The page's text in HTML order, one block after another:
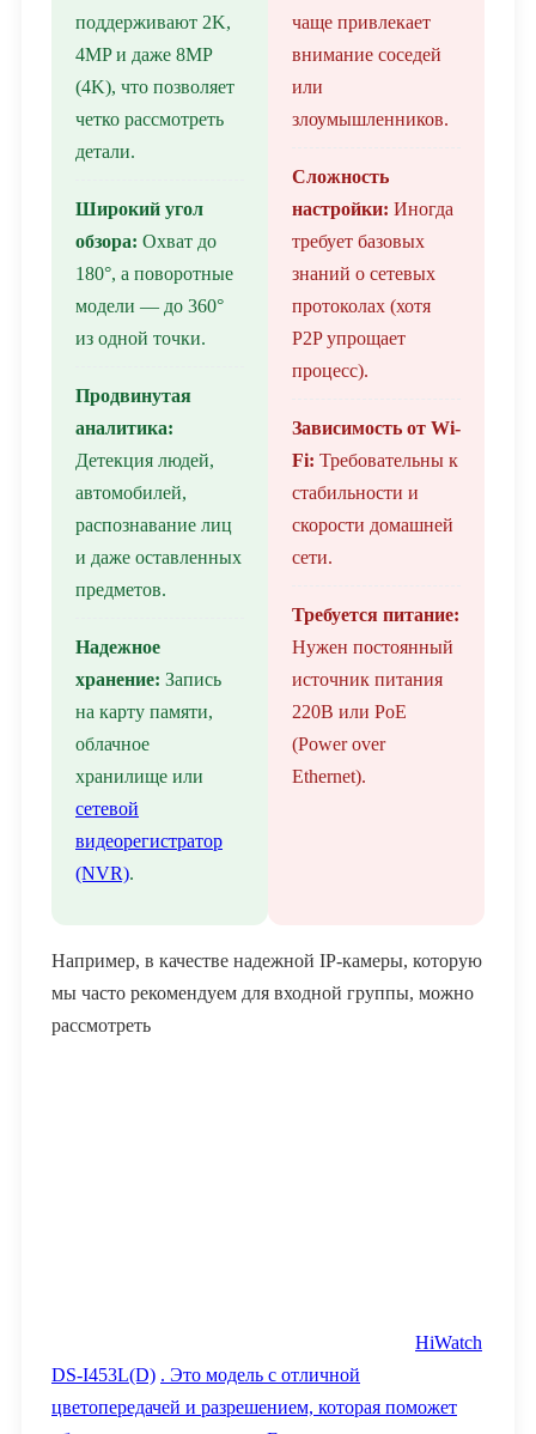
поддерживают 2K,
4MP и даже 8MP
(4K), что позволяет
четко рассмотреть
детали.
Широкий угол
обзора: Охват до
180°, а поворотные
модели — до 360°
из одной точки.
Продвинутая
аналитика:
Детекция людей,
автомобилей,
распознавание лиц
и даже оставленных
предметов.
Надежное
хранение: Запись
на карту памяти,
облачное
хранилище или
сетевой
видеорегистратор
(NVR).
чаще привлекает
внимание соседей
или
злоумышленников.
Сложность
настройки: Иногда
требует базовых
знаний о сетевых
протоколах (хотя
P2P упрощает
процесс).
Зависимость от Wi-
Fi: Требовательны к
стабильности и
скорости домашней
сети.
Требуется питание:
Нужен постоянный
источник питания
220В или PoE
(Power over
Ethernet).
Например, в качестве надежной IP-камеры, которую
мы часто рекомендуем для входной группы, можно
рассмотреть
HiWatch
DS-I453L(D) . Это модель с отличной
цветопередачей и разрешением, которая поможет